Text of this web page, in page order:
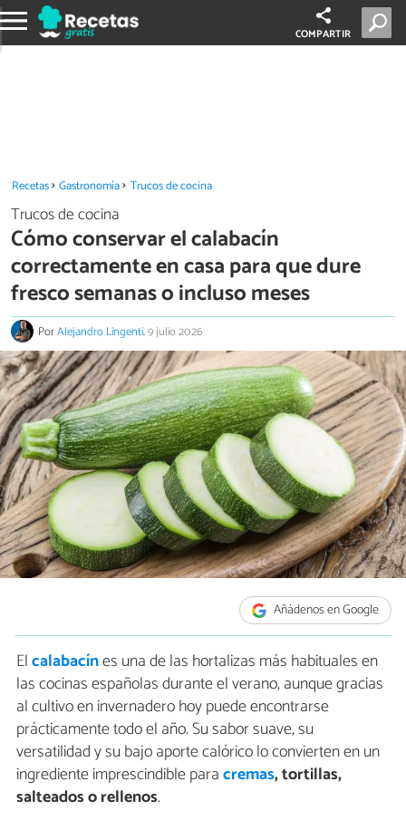
COMPARTIR
Recetas Gastronomía Trucos de cocina
Trucos de cocina
Cómo conservar el calabacín
correctamente en casa para que dure
fresco semanas o incluso meses
PorAlejandro Lingenti.9 julio 2026
Añádenos en Google
Elcalabacínes una de las hortalizas más habituales en
las cocinas españolas durante el verano, aunque gracias
al cultivo en invernadero hoy puede encontrarse
prácticamente todo el año. Su sabor suave, su
versatilidad y su bajo aporte calórico lo convierten en un
ingrediente imprescindible paracremas, tortillas,
salteados o rellenos.